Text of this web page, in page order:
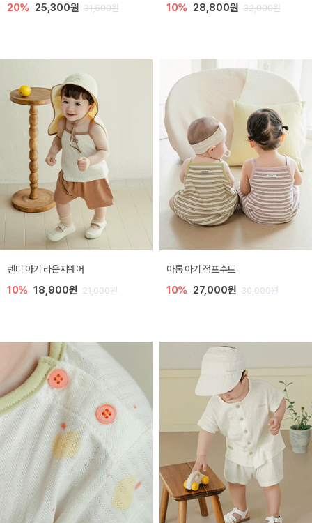
20% 25,300원 31,600원 10% 28,800원 32,000원
렌디 아기 라운지웨어
10% 18,900원 21,000원
아롬 아기 점프수트
10% 27,000원 30,000원